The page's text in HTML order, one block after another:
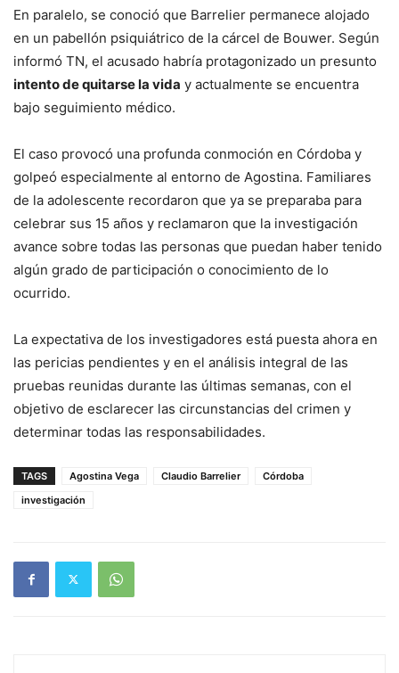
En paralelo, se conoció que Barrelier permanece alojado
en un pabellón psiquiátrico de la cárcel de Bouwer. Según
informó TN, el acusado habría protagonizado un presunto
intento de quitarse la vida y actualmente se encuentra
bajo seguimiento médico.
El caso provocó una profunda conmoción en Córdoba y
golpeó especialmente al entorno de Agostina. Familiares
de la adolescente recordaron que ya se preparaba para
celebrar sus 15 años y reclamaron que la investigación
avance sobre todas las personas que puedan haber tenido
algún grado de participación o conocimiento de lo
ocurrido.
La expectativa de los investigadores está puesta ahora en
las pericias pendientes y en el análisis integral de las
pruebas reunidas durante las últimas semanas, con el
objetivo de esclarecer las circunstancias del crimen y
determinar todas las responsabilidades.
TAGS Agostina Vega Claudio Barrelier
Córdoba
investigación